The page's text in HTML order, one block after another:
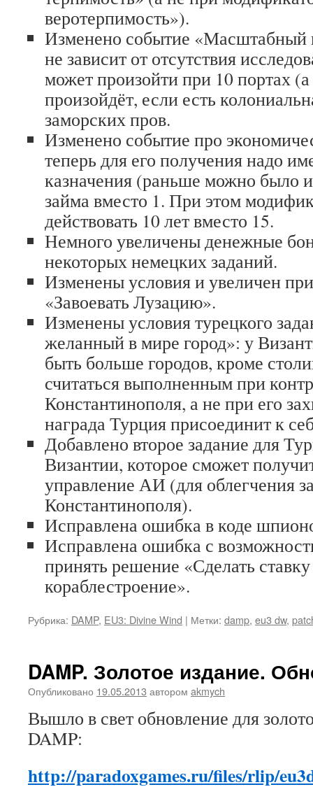
веротерпимость»).
Изменено событие «Масштабный
не зависит от отсутствия
может произойти при 10 портах
произойдёт, если есть
заморских пров.
Изменено событие про
теперь для его получения надо
казначения (раньше можно было
займа вместо 1. При этом
действовать 10 лет вместо 15.
Немного увеличены денежные
некоторых немецких заданий.
Изменены условия и увеличен
«Завоевать Лузацию».
Изменены условия турецкого
желанный в мире город»: у
быть больше городов, кроме
считаться выполненным при
Константинополя, а не при его
награда Турция присоединит к
Добавлено второе задание для
Византии, которое сможет
управление АИ (для облегчения
Константинополя).
Исправлена ошибка в коде
Исправлена ошибка с
принять решение «Сделать
кораблестроение».
Рубрика: DAMP, EU3: Divine Wind | Метки: damp, eu3 dw,
DAMP. Золотое издание.
Опубликовано 19.05.2013 автором akmych
Вышло в свет обновление для
DAMP:
http://paradoxgames.ru/files/rlip/